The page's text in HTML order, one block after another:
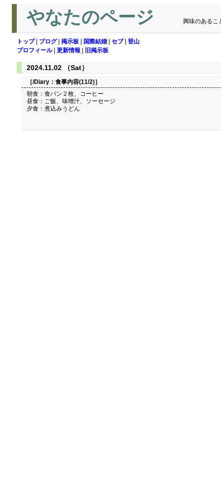
やなたのページ 興味のあるこ
トップ| ブログ| 掲示板 国際結婚 セブ| 登山
プロフィール| 更新情報 旧掲示板
2024.11.02 （Sat）
［/Diary： 食事内容(11/2)］
朝食：食パン２枚、コーヒー
昼食：ご飯、味噌汁、ソーセージ
夕食：煮込みうどん